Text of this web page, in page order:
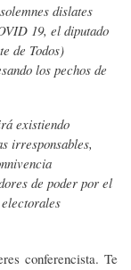
dislates
19, el diputado
de Todos)
los pechos de
existiendo
irresponsables,
de poder por el
conferencista. Te